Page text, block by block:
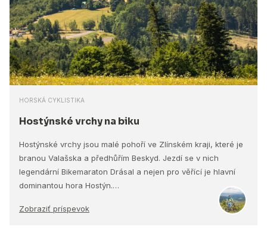
HORSKÁ CYKLISTIKA
Hostýnské vrchy na biku
Hostýnské vrchy jsou malé pohoří ve Zlínském kraji, které je
branou Valašska a předhůřím Beskyd. Jezdí se v nich
legendární Bikemaraton Drásal a nejen pro věřící je hlavní
dominantou hora Hostýn.…
Zobraziť príspevok